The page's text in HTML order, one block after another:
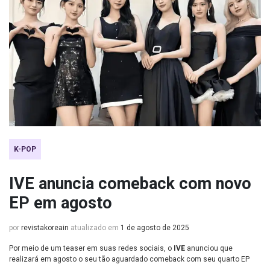
K-POP
IVE anuncia comeback com novo
EP em agosto
por revistakoreain atualizado em 1 de agosto de 2025
Por meio de um teaser em suas redes sociais, o IVE anunciou que
realizará em agosto o seu tão aguardado comeback com seu quarto EP